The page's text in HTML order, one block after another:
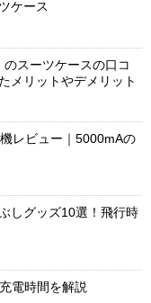
ケース
スーツケースの口コ
メリットやデメリット
レビュー｜5000mAの
しグッズ10選！飛行時
電時間を解説